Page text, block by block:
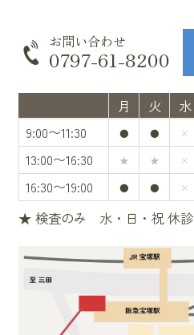
お問い合わせ
0797-61-8200
月 火 水
9:00〜11:30
● ● ×
13:00〜16:30 ★ ★ ×
16:30〜19:00 ● ● ×
★ 検査のみ 水・日・祝 休診